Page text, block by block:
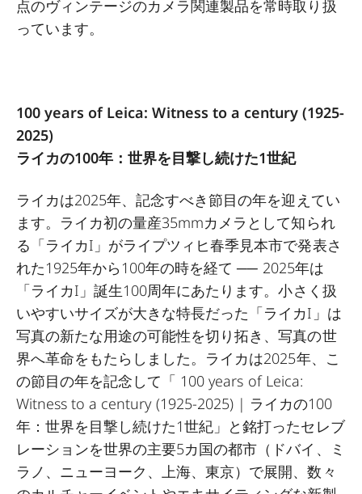
点のヴィンテージのカメラ関連製品を常時取り扱
っています。
100 years of Leica: Witness to a century (1925-
2025)
ライカの100年：世界を目撃し続けた1世紀
ライカは2025年、記念すべき節目の年を迎えてい
ます。ライカ初の量産35mmカメラとして知られ
る「ライカI」がライプツィヒ春季見本市で発表さ
れた1925年から100年の時を経て ── 2025年は
「ライカI」誕生100周年にあたります。小さく扱
いやすいサイズが大きな特長だった「ライカI」は
写真の新たな用途の可能性を切り拓き、写真の世
界へ革命をもたらしました。ライカは2025年、こ
の節目の年を記念して「 100 years of Leica:
Witness to a century (1925-2025) | ライカの100
年：世界を目撃し続けた1世紀」と銘打ったセレブ
レーションを世界の主要5カ国の都市（ドバイ、ミ
ラノ、ニューヨーク、上海、東京）で展開、数々